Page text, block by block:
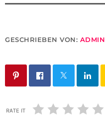
GESCHRIEBEN VON: ADMIN
RATE IT